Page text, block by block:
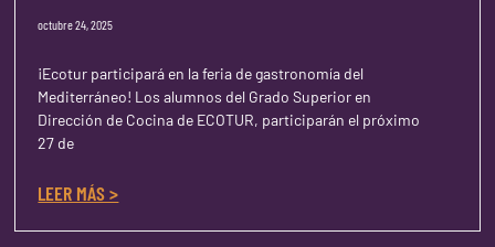
octubre 24, 2025
¡Ecotur participará en la feria de gastronomía del
Mediterráneo! Los alumnos del Grado Superior en
Dirección de Cocina de ECOTUR, participarán el próximo
27 de
LEER MÁS >